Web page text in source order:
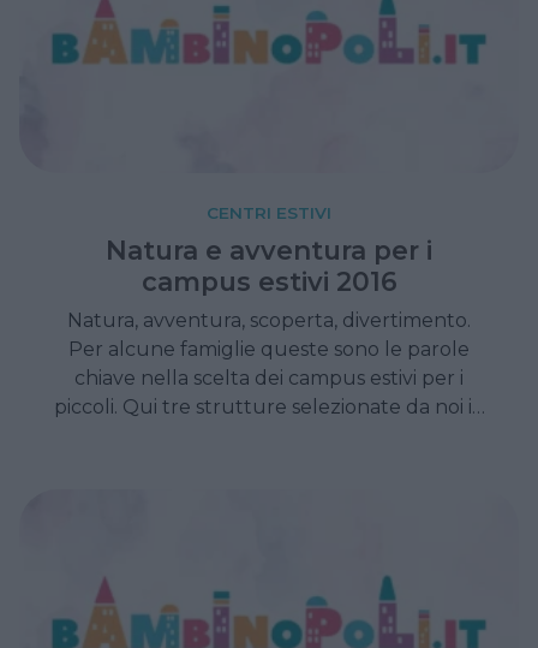
CENTRI ESTIVI
Natura e avventura per i
campus estivi 2016
Natura, avventura, scoperta, divertimento.
Per alcune famiglie queste sono le parole
chiave nella scelta dei campus estivi per i
piccoli. Qui tre strutture selezionate da noi in